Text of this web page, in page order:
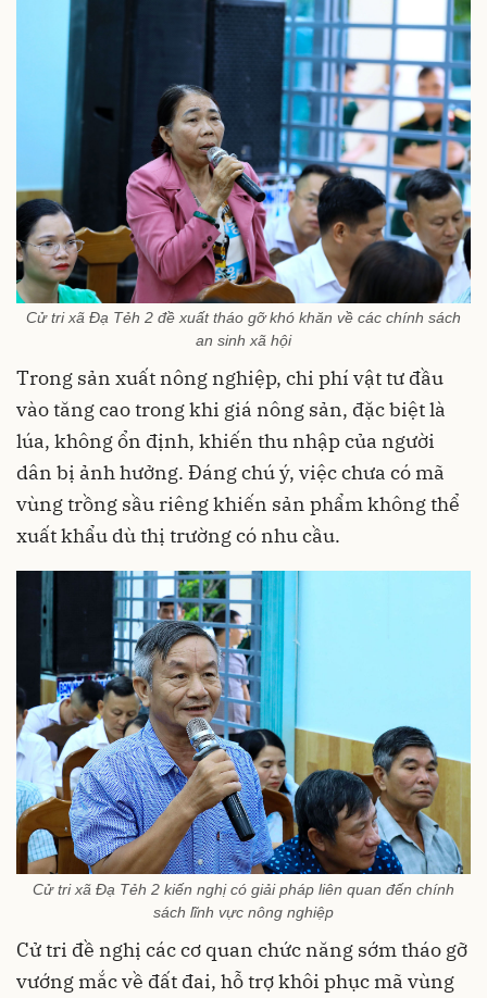
Cử tri xã Đạ Tẻh 2 đề xuất tháo gỡ khó khăn về các chính sách
an sinh xã hội
Trong sản xuất nông nghiệp, chi phí vật tư đầu
vào tăng cao trong khi giá nông sản, đặc biệt là
lúa, không ổn định, khiến thu nhập của người
dân bị ảnh hưởng. Đáng chú ý, việc chưa có mã
vùng trồng sầu riêng khiến sản phẩm không thể
xuất khẩu dù thị trường có nhu cầu.
Cử tri xã Đạ Tẻh 2 kiến nghị có giải pháp liên quan đến chính
sách lĩnh vực nông nghiệp
Cử tri đề nghị các cơ quan chức năng sớm tháo gỡ
vướng mắc về đất đai, hỗ trợ khôi phục mã vùng